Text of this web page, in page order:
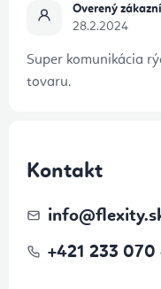
Overený
28.2.2024
Super komunikácia
tovaru.
Kontakt
info@
+421 233 070